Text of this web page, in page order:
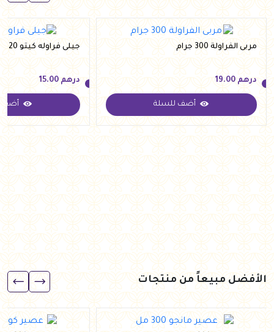
مربى الفراولة 300 جرام
درهم
درهم 19.00
أضف للسلة
جيلى فراوله كيتو 20 جم
درهم
درهم 15.00
أضف
الأفضل مبيعاً من منتجات